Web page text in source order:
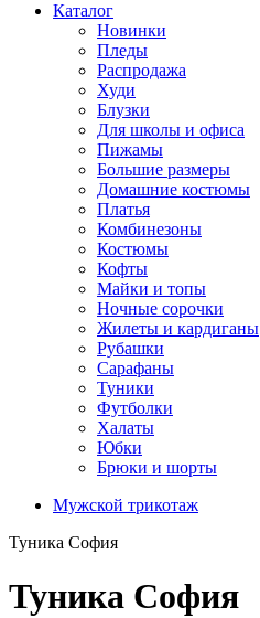
Каталог
Новинки
Пледы
Распродажа
Худи
Блузки
Для школы и офиса
Пижамы
Большие размеры
Домашние костюмы
Платья
Комбинезоны
Костюмы
Кофты
Майки и топы
Ночные сорочки
Жилеты и кардиганы
Рубашки
Сарафаны
Туники
Футболки
Халаты
Юбки
Брюки и шорты
Мужской трикотаж
Туника София
Туника София